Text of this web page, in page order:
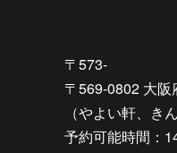
〒573-
〒569-0802 大
（やよい軒、き
予約可能時間：